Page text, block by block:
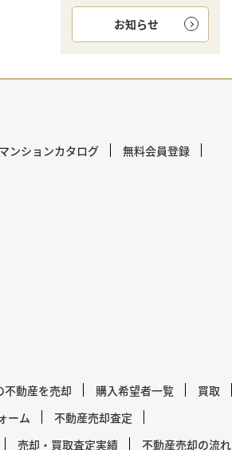
お知らせ
ンションカタログ 無料会員登録
不動産を売却 購入希望者一覧
買取
ーム
不動産売却査定
売却・買取査定実績
不動産売却の流れ